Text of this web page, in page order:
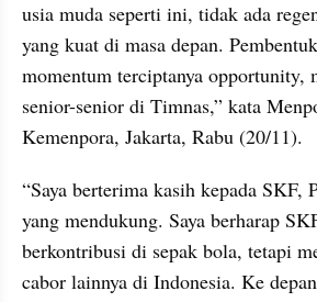
usia muda seperti ini, tidak ada
yang kuat di masa depan.
momentum terciptanya opportunity,
senior-senior di Timnas,” kata
Kemenpora, Jakarta, Rabu (20/11).
“Saya berterima kasih kepada SKF,
yang mendukung. Saya berharap
berkontribusi di sepak bola, tetapi
cabor lainnya di Indonesia. Ke